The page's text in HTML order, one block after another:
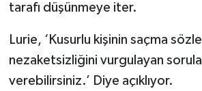
tarafı düşünmeye iter.
Lurie, ‘Kusurlu kişinin saçma
nezaketsizliğini vurgulayan
verebilirsiniz.’ Diye açıklıyor.